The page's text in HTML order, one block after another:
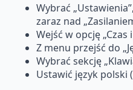
Wybrać
zaraz nad
Wejść w opcję „Czas
Z menu przejść do
Wybrać sekcję
Ustawić język polski